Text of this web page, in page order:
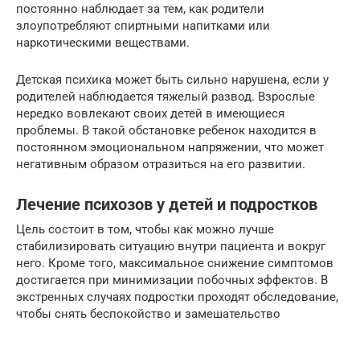
постоянно наблюдает за тем, как родители
злоупотребляют спиртными напитками или
наркотическими веществами.
Детская психика может быть сильно нарушена, если у
родителей наблюдается тяжелый развод. Взрослые
нередко вовлекают своих детей в имеющиеся
проблемы. В такой обстановке ребенок находится в
постоянном эмоциональном напряжении, что может
негативным образом отразиться на его развитии.
Лечение психозов у детей и подростков
Цель состоит в том, чтобы как можно лучше
стабилизировать ситуацию внутри пациента и вокруг
него. Кроме того, максимальное снижение симптомов
достигается при минимизации побочных эффектов. В
экстренных случаях подростки проходят обследование,
чтобы снять беспокойство и замешательство